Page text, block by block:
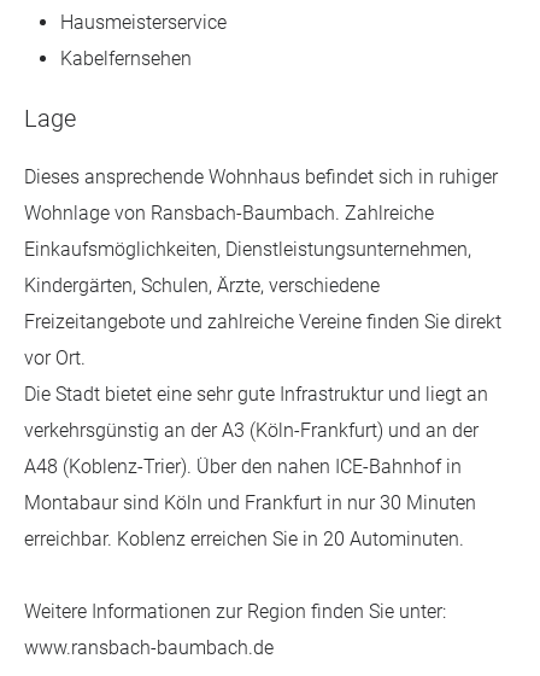
Hausmeisterservice
Kabelfernsehen
Lage
Dieses ansprechende Wohnhaus befindet sich in ruhiger
Wohnlage von Ransbach-Baumbach. Zahlreiche
Einkaufsmöglichkeiten, Dienstleistungsunternehmen,
Kindergärten, Schulen, Ärzte, verschiedene
Freizeitangebote und zahlreiche Vereine finden Sie direkt
vor Ort.
Die Stadt bietet eine sehr gute Infrastruktur und liegt an
verkehrsgünstig an der A3 (Köln-Frankfurt) und an der
A48 (Koblenz-Trier). Über den nahen ICE-Bahnhof in
Montabaur sind Köln und Frankfurt in nur 30 Minuten
erreichbar. Koblenz erreichen Sie in 20 Autominuten.
Weitere Informationen zur Region finden Sie unter:
www.ransbach-baumbach.de